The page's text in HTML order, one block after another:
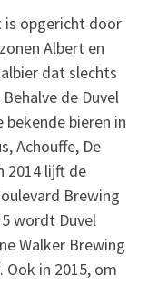
is opgericht door
Albert en
dat slechts
de Duvel
bieren in
Achouffe, De
2014 lijft de
Brewing
wordt Duvel
Walker Brewing
Ook in 2015, om